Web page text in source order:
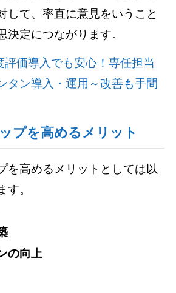
して、率直に意見をいうこと
決定につながります。
価導入でも安心！専任担当
タン導入・運用～改善も手間
プを高めるメリット
を高めるメリットとしては以
す。
の向上